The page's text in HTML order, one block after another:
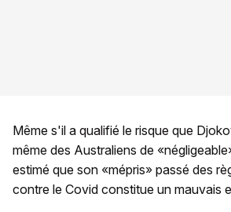
Même s'il a qualifié le risque que
même des Australiens de
estimé que son «mépris» passé des
contre le Covid constitue un mauvais